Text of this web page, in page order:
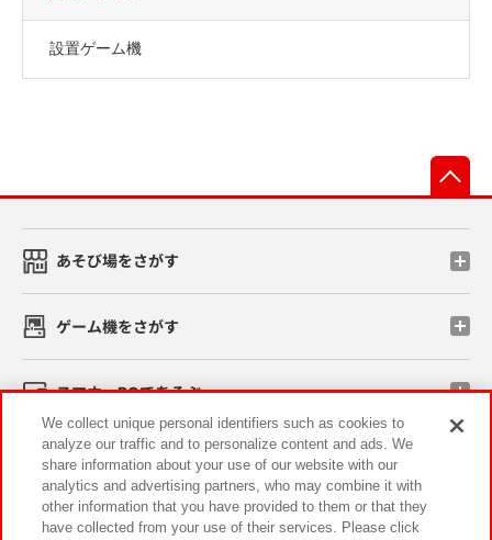
設置ゲーム機
あそび場をさがす
ゲーム機をさがす
スマホ・PCであそぶ
イベント・キャンペーン
We collect unique personal identifiers such as cookies to
analyze our traffic and to personalize content and ads. We
share information about your use of our website with our
analytics and advertising partners, who may combine it with
other information that you have provided to them or that they
have collected from your use of their services. Please click